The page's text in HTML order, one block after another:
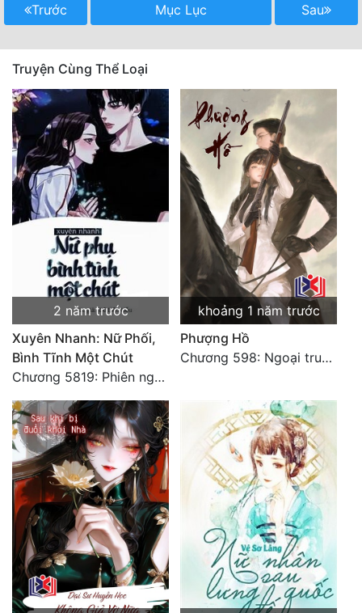
Trước Mục Lục Sau
Truyện Cùng Thể Loại
2 năm trước
Xuyên Nhanh: Nữ Phối,
Bình Tĩnh Một Chút
Chương 5819: Phiên ngoại: Trở lại STARS [HẾT]
khoảng 1 năm trước
Phượng Hồ
Chương 598: Ngoại truyện: Tiểu Tiểu Ký